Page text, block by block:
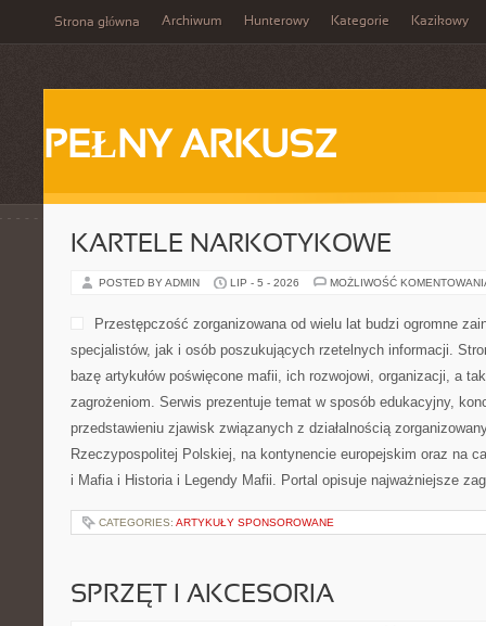
Strona główna Archiwum Hunterowy Kategorie Kazikowy
PEŁNY ARKUSZ
KARTELE NARKOTYKOWE
POSTED BY ADMIN LIP - 5 - 2026 MOŻLIWOŚĆ
Przestępczość zorganizowana od wielu lat budzi ogromne
specjalistów, jak i osób poszukujących rzetelnych informacji.
bazę artykułów poświęcone mafii, ich rozwojowi, organizacji, a
zagrożeniom. Serwis prezentuje temat w sposób edukacyjny,
przedstawieniu zjawisk związanych z działalnością
Rzeczypospolitej Polskiej, na kontynencie europejskim oraz na
i Mafia i Historia i Legendy Mafii. Portal opisuje najważniejsze
CATEGORIES: ARTYKUŁY SPONSOROWANE
SPRZĘT I AKCESORIA